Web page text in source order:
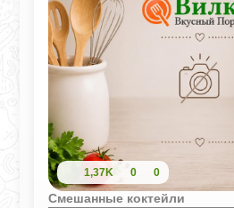
1,37K 0 0
Смешанные коктейли